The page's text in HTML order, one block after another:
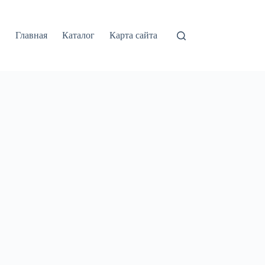
Главная Каталог Карта сайта